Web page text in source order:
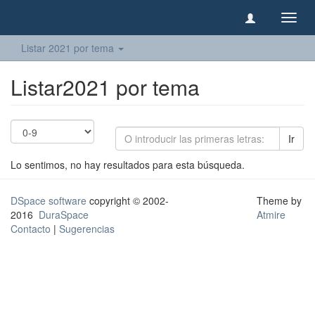
Listar 2021 por tema
Listar2021 por tema
Ir
Lo sentimos, no hay resultados para esta búsqueda.
DSpace software copyright © 2002-
2016 DuraSpace
Contacto | Sugerencias
Theme by
Atmire